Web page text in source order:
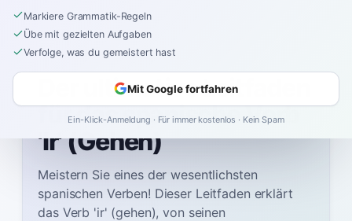
A1
Der ultimative Leitfaden
für das spanische Verb
'Ir' (Gehen)
Meistern Sie eines der wesentlichsten
spanischen Verben! Dieser Leitfaden erklärt
das Verb 'ir' (gehen), von seinen
Markiere Grammatik-Regeln
Übe mit gezielten Aufgaben
Verfolge, was du gemeistert hast
Mit Google fortfahren
Ein-Klick-Anmeldung · Für immer kostenlos · Kein Spam